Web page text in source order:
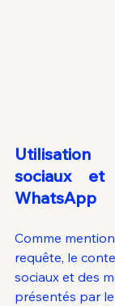
sociaux et
WhatsApp
Comme
requête, le
sociaux et des
présentés par